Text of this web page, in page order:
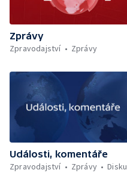
Žaloba
Karlova
do
Gaze —
indické
vody
vánoční
Zprávy
Zpravodajství
Zprávy
Události, komentáře
Zpravodajství
Zprávy